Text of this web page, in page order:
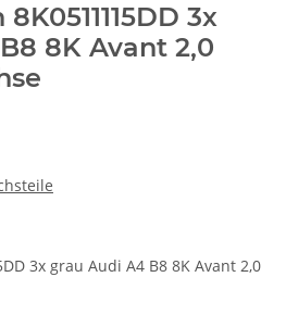
3x
8K Avant 2,0
3x grau Audi A4 B8 8K Avant 2,0